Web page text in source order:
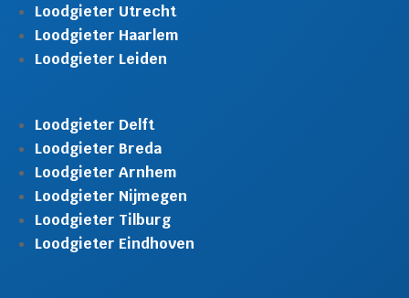
Loodgieter Utrecht
Loodgieter Haarlem
Loodgieter Leiden
Loodgieter Delft
Loodgieter Breda
Loodgieter Arnhem
Loodgieter Nijmegen
Loodgieter Tilburg
Loodgieter Eindhoven